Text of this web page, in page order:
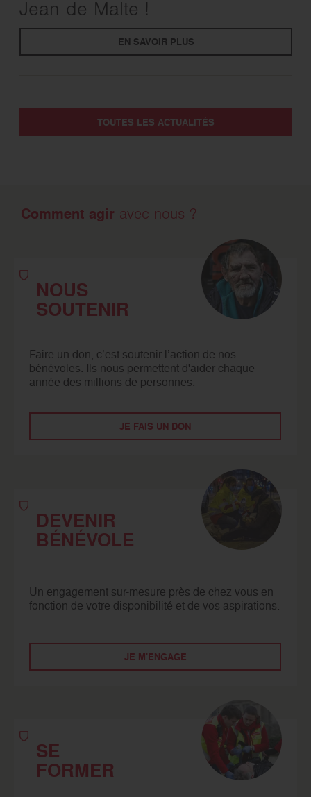
Jean de Malte !
EN SAVOIR PLUS
TOUTES LES ACTUALITÉS
Comment agir avec nous ?
NOUS
SOUTENIR
Faire un don, c’est soutenir l’action de nos
bénévoles. Ils nous permettent d'aider chaque
année des millions de personnes.
JE FAIS UN DON
DEVENIR
BÉNÉVOLE
Un engagement sur-mesure près de chez vous en
fonction de votre disponibilité et de vos aspirations.
JE M'ENGAGE
SE
FORMER